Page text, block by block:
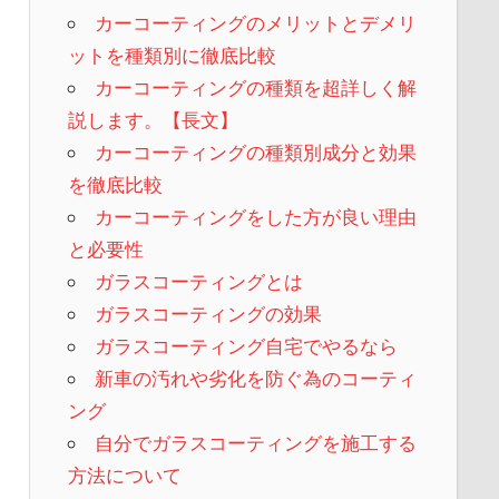
カーコーティングのメリットとデメリ
ットを種類別に徹底比較
カーコーティングの種類を超詳しく解
説します。【長文】
カーコーティングの種類別成分と効果
を徹底比較
カーコーティングをした方が良い理由
と必要性
ガラスコーティングとは
ガラスコーティングの効果
ガラスコーティング自宅でやるなら
新車の汚れや劣化を防ぐ為のコーティ
ング
自分でガラスコーティングを施工する
方法について